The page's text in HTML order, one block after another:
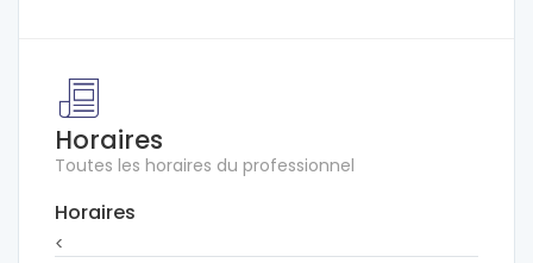
Horaires
Toutes les horaires du professionnel
Horaires
<